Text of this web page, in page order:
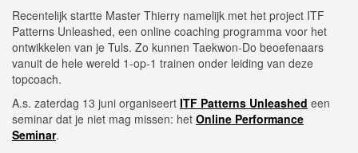
Recentelijk startte Master Thierry namelijk met het project ITF
Patterns Unleashed, een online coaching programma voor het
ontwikkelen van je Tuls. Zo kunnen Taekwon-Do beoefenaars
vanuit de hele wereld 1-op-1 trainen onder leiding van deze
topcoach.
A.s. zaterdag 13 juni organiseert ITF Patterns Unleashed een
seminar dat je niet mag missen: het Online Performance
Seminar.